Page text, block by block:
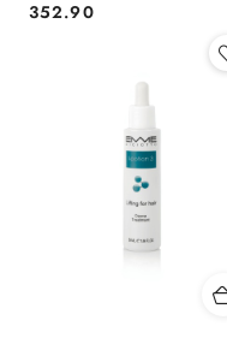
Cena:
352.90